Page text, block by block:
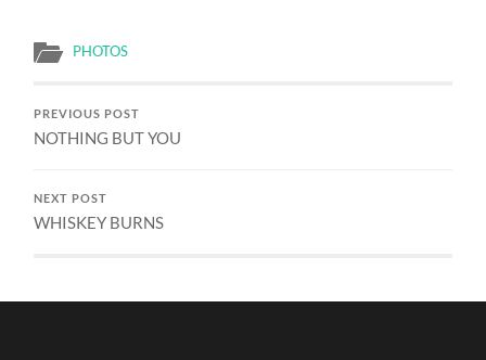
PHOTOS
PREVIOUS POST
NOTHING BUT YOU
NEXT POST
WHISKEY BURNS